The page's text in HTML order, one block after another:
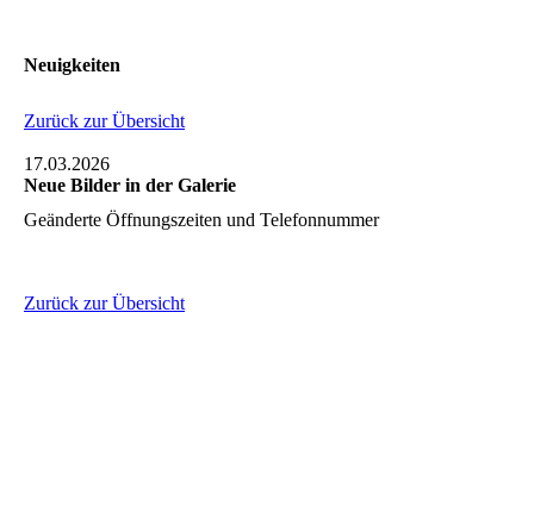
Neuigkeiten
Zurück zur Übersicht
17.03.2026
Neue Bilder in der Galerie
Geänderte Öffnungszeiten und Telefonnummer
Zurück zur Übersicht